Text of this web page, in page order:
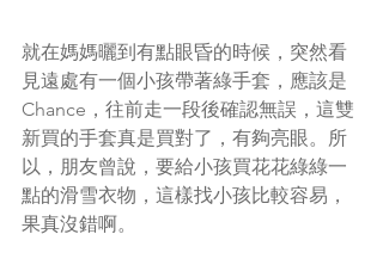
就在媽媽曬到有點眼昏的時候，突然看
見遠處有一個小孩帶著綠手套，應該是
Chance，往前走一段後確認無誤，這雙
新買的手套真是買對了，有夠亮眼。所
以，朋友曾說，要給小孩買花花綠綠一
點的滑雪衣物，這樣找小孩比較容易，
果真沒錯啊。